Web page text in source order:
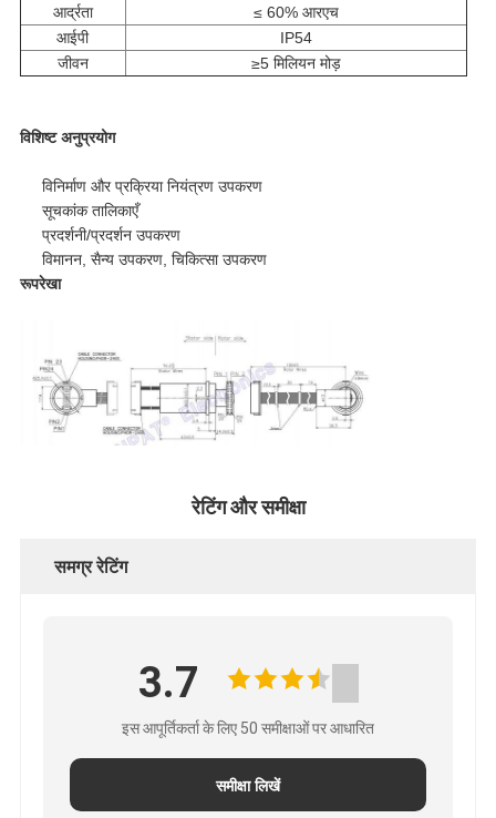
आर्द्रता
≤ 60% आरएच
आईपी
IP54
जीवन
≥5 मिलियन मोड़
विशिष्ट अनुप्रयोग
विनिर्माण और प्रक्रिया नियंत्रण उपकरण
सूचकांक तालिकाएँ
प्रदर्शनी/प्रदर्शन उपकरण
विमानन, सैन्य उपकरण, चिकित्सा उपकरण
रूपरेखा
रेटिंग और समीक्षा
समग्र रेटिंग
3.7
इस आपूर्तिकर्ता के लिए 50 समीक्षाओं पर आधारित
समीक्षा लिखें